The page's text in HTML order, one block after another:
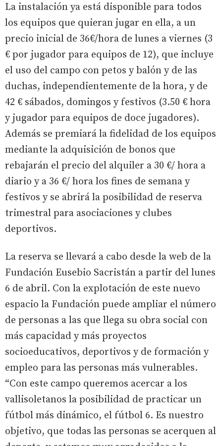
La instalación ya está disponible para todos
los equipos que quieran jugar en ella, a un
precio inicial de 36€/hora de lunes a viernes (3
€ por jugador para equipos de 12), que incluye
el uso del campo con petos y balón y de las
duchas, independientemente de la hora, y de
42 € sábados, domingos y festivos (3.50 € hora
y jugador para equipos de doce jugadores).
Además se premiará la fidelidad de los equipos
mediante la adquisición de bonos que
rebajarán el precio del alquiler a 30 €/ hora a
diario y a 36 €/ hora los fines de semana y
festivos y se abrirá la posibilidad de reserva
trimestral para asociaciones y clubes
deportivos.
La reserva se llevará a cabo desde la web de la
Fundación Eusebio Sacristán a partir del lunes
6 de abril. Con la explotación de este nuevo
espacio la Fundación puede ampliar el número
de personas a las que llega su obra social con
más capacidad y más proyectos
socioeducativos, deportivos y de formación y
empleo para las personas más vulnerables.
“Con este campo queremos acercar a los
vallisoletanos la posibilidad de practicar un
fútbol más dinámico, el fútbol 6. Es nuestro
objetivo, que todas las personas se acerquen al